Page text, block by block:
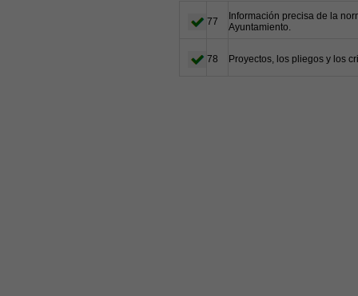
77
Información precisa de la
Ayuntamiento.
78 Proyectos, los pliegos y los